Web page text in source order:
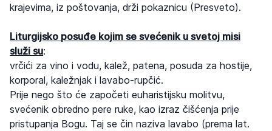
krajevima, iz poštovanja, drži pokaznicu (Presveto).
Liturgijsko posuđe kojim se svećenik u svetoj misi
služi su:
vrčići za vino i vodu, kalež, patena, posuda za hostije,
korporal, kaležnjak i lavabo-rupčić.
Prije nego što će započeti euharistijsku molitvu,
svećenik obredno pere ruke, kao izraz čišćenja prije
pristupanja Bogu. Taj se čin naziva lavabo (prema lat.